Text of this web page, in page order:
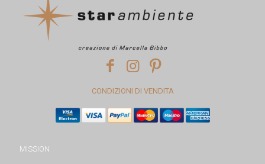
CONDIZIONI DI VENDITA
MISSION